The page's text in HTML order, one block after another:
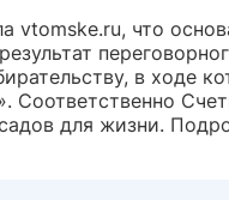
vtomske.ru, что
в ходе
для жизни.